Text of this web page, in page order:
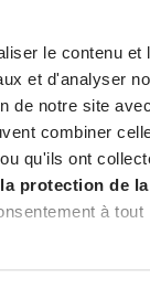
le contenu
et d'analyser
de notre site
combiner
qu'ils ont
protection de
à
comme en
aux soins,
pas pris en
privée est une